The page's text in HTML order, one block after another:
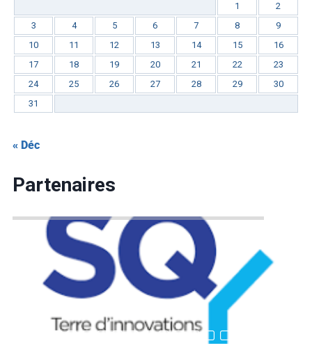
1
2
3
4 5 6 7 8
9
10
11 12 13 14 15
16
17
18 19 20 21 22
23
24
25 26 27 28 29
30
31
« Déc
Partenaires